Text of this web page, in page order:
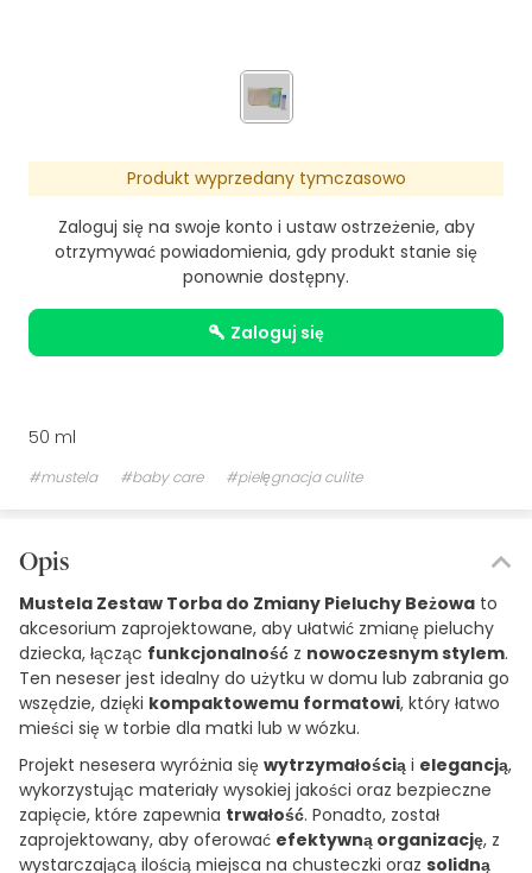
Produkt wyprzedany tymczasowo
Zaloguj się na swoje konto i ustaw ostrzeżenie, aby
otrzymywać powiadomienia, gdy produkt stanie się
ponownie dostępny.
zaloguj się
50 ml
#mustela #baby care #pielęgnacja culite
Opis
Mustela Zestaw Torba do Zmiany Pieluchy Beżowa to
akcesorium zaprojektowane, aby ułatwić zmianę pieluchy
dziecka, łącząc funkcjonalność z nowoczesnym stylem.
Ten neseser jest idealny do użytku w domu lub zabrania go
wszędzie, dzięki kompaktowemu formatowi, który łatwo
mieści się w torbie dla matki lub w wózku.
Projekt nesesera wyróżnia się wytrzymałością i elegancją,
wykorzystując materiały wysokiej jakości oraz bezpieczne
zapięcie, które zapewnia trwałość. Ponadto, został
zaprojektowany, aby oferować efektywną organizację, z
wystarczającą ilością miejsca na chusteczki oraz solidną